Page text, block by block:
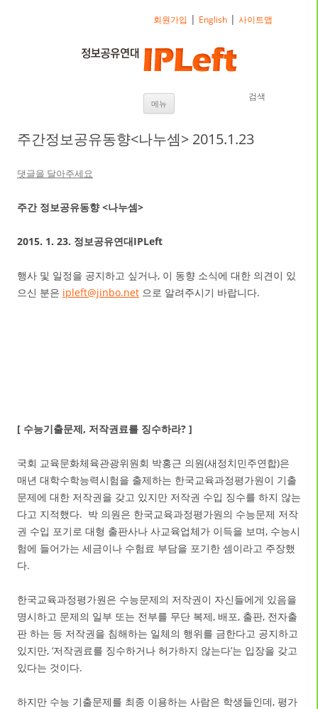
메뉴 내용으로 바로가기검색
회원가입 | English |사이트맵
주간정보공유동향<나누셈> 2015.1.23
댓글을 달아주세요
주간 정보공유동향 <나누셈>
2015. 1. 23. 정보공유연대IPLeft
행사 및 일정을 공지하고 싶거나, 이 동향 소식에 대한 의견이 있
으신 분은 ipleft@jinbo.net 으로 알려주시기 바랍니다.
[ 수능기출문제, 저작권료를 징수하라? ]
국회 교육문화체육관광위원회 박홍근 의원(새정치민주연합)은
매년 대학수학능력시험을 출제하는 한국교육과정평가원이 기출
문제에 대한 저작권을 갖고 있지만 저작권 수입 징수를 하지 않는
다고 지적했다. 박 의원은 한국교육과정평가원의 수능문제 저작
권 수입 포기로 대형 출판사나 사교육업체가 이득을 보며, 수능시
험에 들어가는 세금이나 수험료 부담을 포기한 셈이라고 주장했
다.
한국교육과정평가원은 수능문제의 저작권이 자신들에게 있음을
명시하고 문제의 일부 또는 전부를 무단 복제, 배포, 출판, 전자출
판 하는 등 저작권을 침해하는 일체의 행위를 금한다고 공지하고
있지만, ‘저작권료를 징수하거나 허가하지 않는다’는 입장을 갖고
있다는 것이다.
하지만 수능 기출문제를 최종 이용하는 사람은 학생들인데, 평가